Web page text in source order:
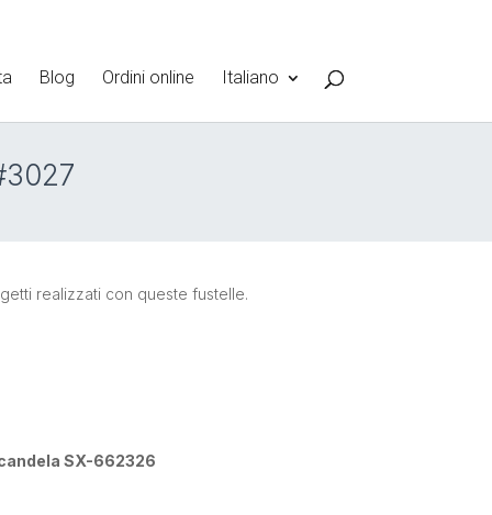
Blog Ordini online Italiano
realizzati con queste fustelle.
SX-662326